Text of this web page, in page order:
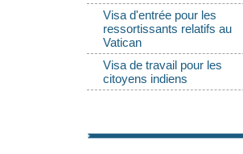
Visa d'entrée pour les
ressortissants relatifs au
Vatican
Visa de travail pour les
citoyens indiens